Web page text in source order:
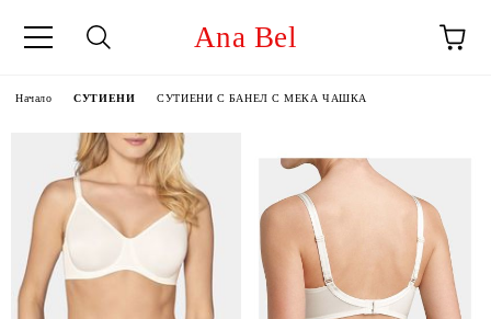
Ana Bel
Начало СУТИЕНИ СУТИЕНИ С БАНЕЛ С МЕКА ЧАШКА